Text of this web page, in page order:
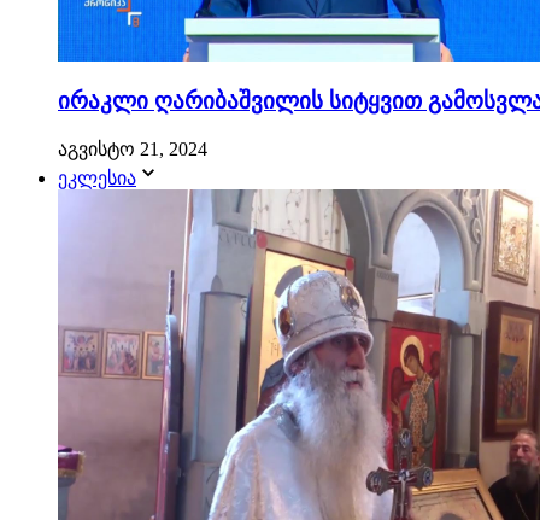
ირაკლი ღარიბაშვილის სიტყვით
აგვისტო 21, 2024
ეკლესია